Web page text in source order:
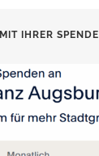
IHRER SPENDE